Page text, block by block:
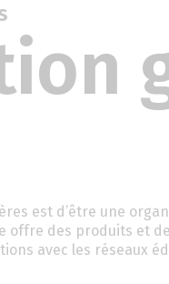
est d’être une
offre des produits et
avec les réseaux